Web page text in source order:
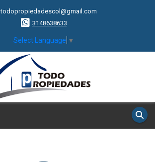
todopropiedadescol@gmail.com
3148638633
Select Language ▼